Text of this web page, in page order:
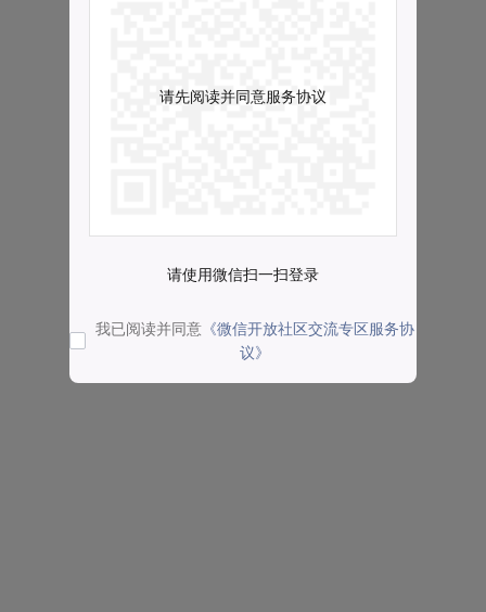
请先阅读并同意服务协议
请使用微信扫一扫登录
我已阅读并同意 《微信开放社区交流专区服务协
议》